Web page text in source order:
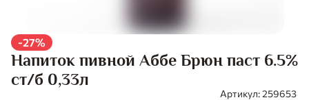
-27%
Напиток пивной Аббе Брюн паст 6.5%
ст/б 0,33л
Артикул: 259653